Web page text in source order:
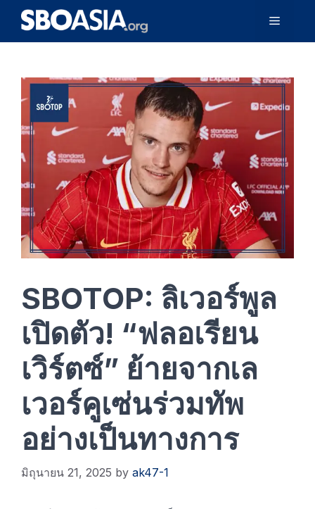
Skip
content
Menu
SBOTOP: ลิเวอร์พูล
เปิดตัว! “ฟลอเรียน
เวิร์ตซ์” ย้ายจากเล
เวอร์คูเซ่นร่วมทัพ
อย่างเป็นทางการ
มิถุนายน 21, 2025 by ak47-1